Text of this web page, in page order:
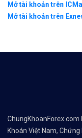
Mở tài khoản trên
Mở tài khoản trên
Khoán Việt Nam,